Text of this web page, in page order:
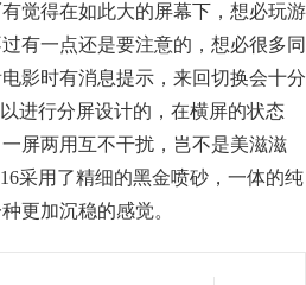
觉得在如此大的屏幕下，想必玩游
有一点还是要注意的，想必很多同
影时有消息提示，来回切换会十分
进行分屏设计的，在横屏的状态
屏两用互不干扰，岂不是美滋滋
采用了精细的黑金喷砂，一体的纯
更加沉稳的感觉。